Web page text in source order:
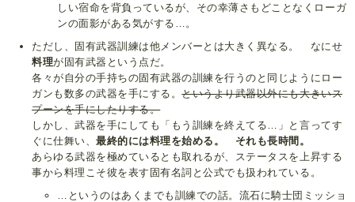
しい宿命を背負っているが、その幸薄さもどことなくローガ
ンの面影がある気がする…。
ただし、固有武器訓練は他メンバーとは大きく異なる。 なにせ
料理が固有武器という点だ。
各々が自分の手持ちの固有武器の訓練を行うのと同じようにロー
ガンも数多の武器を手にする。というより武器以外にも大きいス
プーンを手にしたりする。
しかし、武器を手にしても「もう訓練を終えてる…」と言ってす
ぐに仕舞い、最終的には料理を始める。 それも長時間。
あらゆる武器を極めているとも取れるが、ステータスを上昇する
事から料理こそ彼を表す固有名詞と公式でも扱われている。
…というのはあくまでも訓練での話。流石に騎士団ミッショ